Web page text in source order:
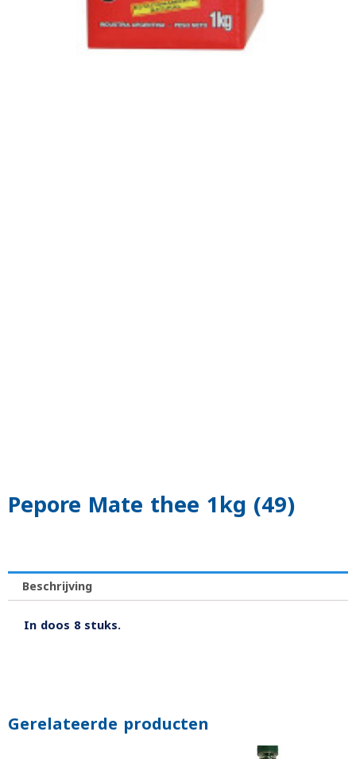
Pepore Mate thee 1kg (49)
Beschrijving
In doos 8 stuks.
Gerelateerde producten